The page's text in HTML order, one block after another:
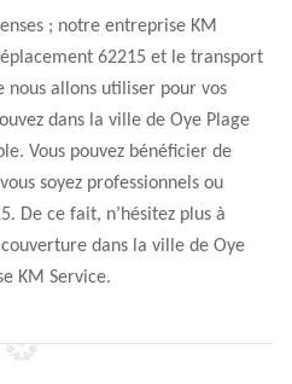
; notre entreprise KM
62215 et le transport
allons utiliser pour vos
dans la ville de Oye Plage
Vous pouvez bénéficier de
soyez professionnels ou
De ce fait, n’hésitez plus à
dans la ville de Oye
KM Service.